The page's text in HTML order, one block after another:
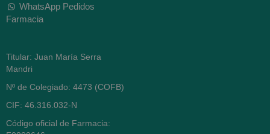
WhatsApp Pedidos
Farmacia
Titular: Juan María Serra
Mandri
Nº de Colegiado: 4473 (COFB)
CIF: 46.316.032-N
Código oficial de Farmacia: